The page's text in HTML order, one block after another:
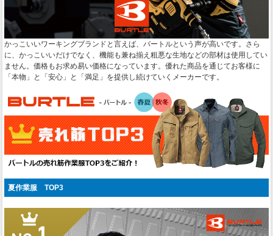
かっこいいワーキングブランドと言えば、バートルという声が高いです。さら
に、かっこいいだけでなく、機能も兼ね揃え粗悪な生地などの部材は使用してい
ません。価格もお求め易い価格になっています。優れた商品を通じてお客様に
「本物」と「安心」と「満足」を提供し続けていくメーカーです。
夏作業服 TOP3